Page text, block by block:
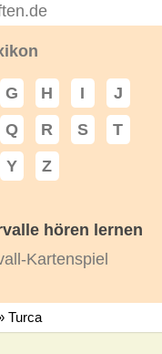
G H I
J
Q R S
T
Y Z
hören lernen
Turca